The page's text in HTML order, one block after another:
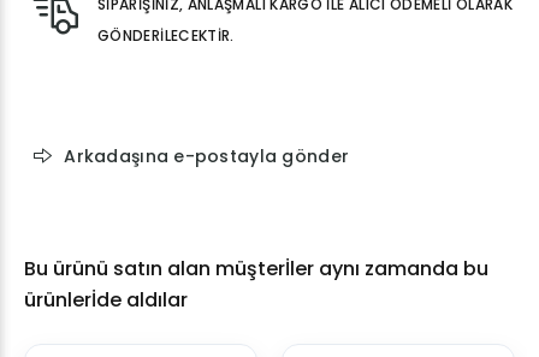
SİPARİŞİNİZ, ANLAŞMALI KARGO İLE ALICI ÖDEMELİ OLARAK
GÖNDERİLECEKTİR.
Arkadaşına e-postayla gönder
Bu ürünü satın alan müşterİler aynı zamanda bu
ürünlerİde aldılar